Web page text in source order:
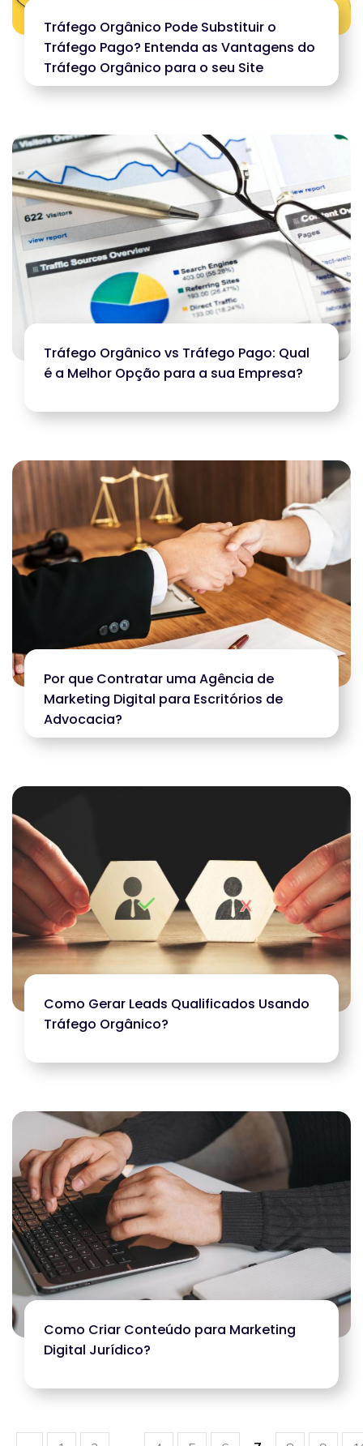
Tráfego Orgânico Pode Substituir o
Tráfego Pago? Entenda as Vantagens do
Tráfego Orgânico para o seu Site
Tráfego Orgânico vs Tráfego Pago: Qual
é a Melhor Opção para a sua Empresa?
Por que Contratar uma Agência de
Marketing Digital para Escritórios de
Advocacia?
Como Gerar Leads Qualificados Usando
Tráfego Orgânico?
Como Criar Conteúdo para Marketing
Digital Jurídico?